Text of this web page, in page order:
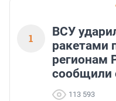
1
ВСУ
ракетами
регионам
сообщили
113 593